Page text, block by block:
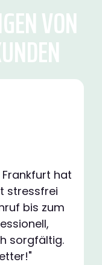
VON
hat
stressfrei
bis zum
sorgfältig.